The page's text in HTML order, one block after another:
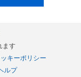
ます
キーポリシー
ルプ